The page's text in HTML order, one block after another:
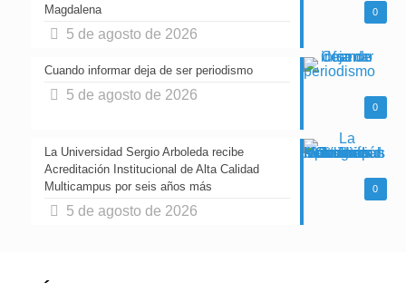
0
Magdalena
5 de agosto de 2026
0
Cuando informar deja de ser periodismo
5 de agosto de 2026
0
La Universidad Sergio Arboleda recibe
Acreditación Institucional de Alta Calidad
Multicampus por seis años más
5 de agosto de 2026